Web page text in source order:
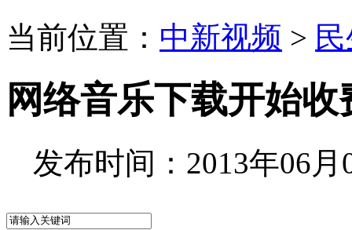
当前位置： 中新视频 >
网络音乐下载开始
发布时间：2013年06月